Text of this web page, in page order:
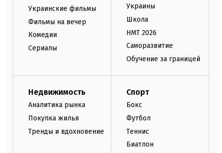
Украинские фильмы
Фильмы на вечер
Комедии
Сериалы
Украины
Школа
НМТ 2026
Саморазвитие
Обучение за границей
Недвижимость
Аналитика рынка
Покупка жилья
Тренды и вдохновение
Спорт
Бокс
Футбол
Теннис
Биатлон